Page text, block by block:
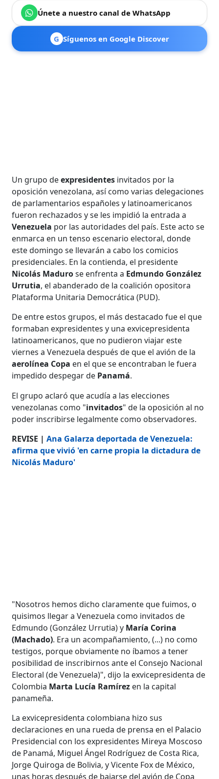
Únete a nuestro canal de WhatsApp
G Síguenos en Google Discover
Un grupo deexpresidentes invitados por la
oposición venezolana, así como varias delegaciones
de parlamentarios españoles y latinoamericanos
fueron rechazados y se les impidió la entrada a
Venezuela por las autoridades del país. Este acto se
enmarca en un tenso escenario electoral, donde
este domingo se llevarán a cabo los comicios
presidenciales. En la contienda, el presidente
Nicolás Madurose enfrenta a Edmundo González
Urrutia, el abanderado de la coalición opositora
Plataforma Unitaria Democrática (PUD).
De entre estos grupos, el más destacado fue el que
formaban expresidentes y una exvicepresidenta
latinoamericanos, que no pudieron viajar este
viernes a Venezuela después de que el avión de la
aerolínea Copa en el que se encontraban le fuera
impedido despegar de Panamá.
El grupo aclaró que acudía a las elecciones
venezolanas como "invitados" de la oposición al no
poder inscribirse legalmente como observadores.
REVISE |Ana Galarza deportada de Venezuela:
afirma que vivió 'en carne propia la dictadura de
Nicolás Maduro'
"Nosotros hemos dicho claramente que fuimos, o
quisimos llegar a Venezuela como invitados de
Edmundo (González Urrutia) y María Corina
(Machado). Era un acompañamiento, (...) no como
testigos, porque obviamente no íbamos a tener
posibilidad de inscribirnos ante el Consejo Nacional
Electoral (de Venezuela)", dijo la exvicepresidenta de
Colombia Marta Lucía Ramírez en la capital
panameña.
La exvicepresidenta colombiana hizo sus
declaraciones en una rueda de prensa en el Palacio
Presidencial con los expresidentes Mireya Moscoso
de Panamá, Miguel Ángel Rodríguez de Costa Rica,
Jorge Quiroga de Bolivia, y Vicente Fox de México,
unas horas después de bajarse del avión de Copa